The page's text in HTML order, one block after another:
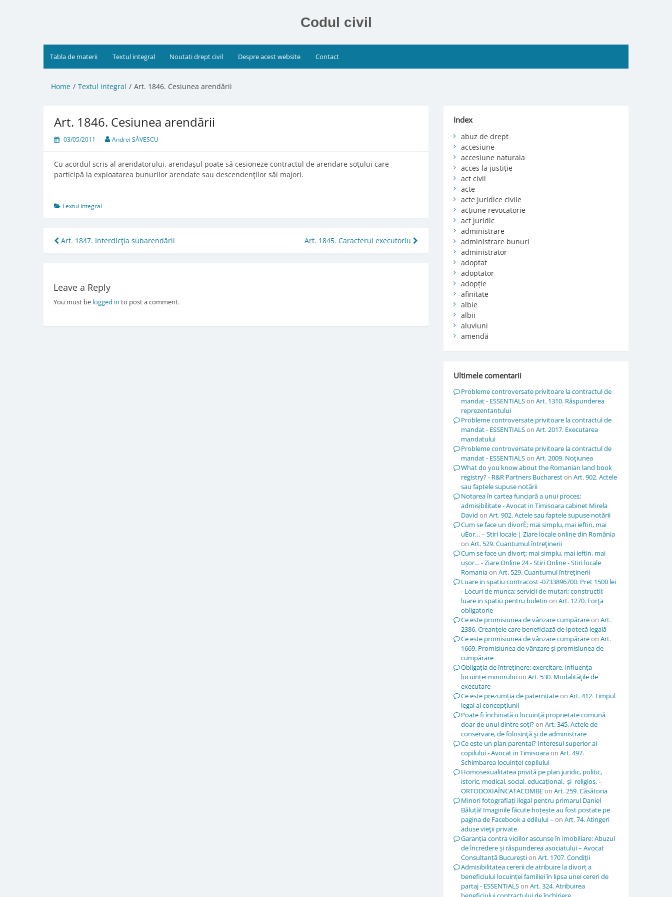
Codul civil
Tabla de materii Textul integral Noutati drept civil Despre acest website Contact
Home Textul integral Art. 1846. Cesiunea arendării
Art. 1846. Cesiunea arendării
03/05/2011 Andrei SĂVESCU
Cu acordul scris al arendatorului, arendaşul poate să cesioneze contractul de arendare soţului care
participă la exploatarea bunurilor arendate sau descendenţilor săi majori.
Textul integral
Post
navigation
Art. 1847. Interdicţia subarendării Art. 1845. Caracterul executoriu
Leave a Reply
You must be logged in to post a comment.
Index
abuz de drept
accesiune
accesiune naturala
acces la justiție
act civil
acte
acte juridice civile
acțiune revocatorie
act juridic
administrare
administrare bunuri
administrator
adoptat
adoptator
adopție
afinitate
albie
albii
aluviuni
amendă
Ultimele comentarii
Probleme controversate privitoare la contractul de
mandat - ESSENTIALSon Art. 1310. Răspunderea
reprezentantului
Probleme controversate privitoare la contractul de
mandat - ESSENTIALSon Art. 2017. Executarea
mandatului
Probleme controversate privitoare la contractul de
mandat - ESSENTIALSon Art. 2009. Noţiunea
What do you know about the Romanian land book
registry? - R&R Partners Buchareston Art. 902. Actele
sau faptele supuse notării
Notarea în cartea funciară a unui proces;
admisibilitate - Avocat in Timisoara cabinet Mirela
David on Art. 902. Actele sau faptele supuse notării
Cum se face un divorÈ; mai simplu, mai ieftin, mai
uÈor… – Stiri locale | Ziare locale online din România
on Art. 529. Cuantumul întreţinerii
Cum se face un divorț; mai simplu, mai ieftin, mai
ușor… - Ziare Online 24 - Stiri Online - Stiri locale
Romaniaon Art. 529. Cuantumul întreţinerii
Luare in spatiu contracost -0733896700. Pret 1500 lei
- Locuri de munca; servicii de mutari; constructii;
luare in spatiu pentru buletin on Art. 1270. Forţa
obligatorie
Ce este promisiunea de vânzare cumpărareon Art.
2386. Creanţele care beneficiază de ipotecă legală
Ce este promisiunea de vânzare cumpărareon Art.
1669. Promisiunea de vânzare şi promisiunea de
cumpărare
Obligația de întreținere: exercitare, influența
locuinței minoruluion Art. 530. Modalităţile de
executare
Ce este prezumția de paternitateon Art. 412. Timpul
legal al concepţiunii
Poate fi închiriată o locuință proprietate comună
doar de unul dintre soți?on Art. 345. Actele de
conservare, de folosinţă şi de administrare
Ce este un plan parental? Interesul superior al
copilului - Avocat in Timisoaraon Art. 497.
Schimbarea locuinţei copilului
Homosexualitatea privită pe plan juridic, politic,
istoric, medical, social, educațional, și religios, –
ORTODOXIAÎNCATACOMBEon Art. 259. Căsătoria
Minori fotografiați ilegal pentru primarul Daniel
Băluță! Imaginile făcute hoțește au fost postate pe
pagina de Facebook a edilului – on Art. 74. Atingeri
aduse vieţii private
Garanția contra viciilor ascunse în imobiliare: Abuzul
de încredere și răspunderea asociatului – Avocat
Consultanță Bucureștion Art. 1707. Condiţii
Admisibilitatea cererii de atribuire la divorț a
beneficiului locuinței familiei în lipsa unei cereri de
partaj - ESSENTIALSon Art. 324. Atribuirea